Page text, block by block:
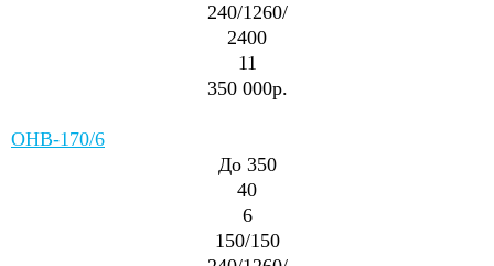
240/1260/
2400
11
350 000р.
ОНВ-170/6
До 350
40
6
150/150